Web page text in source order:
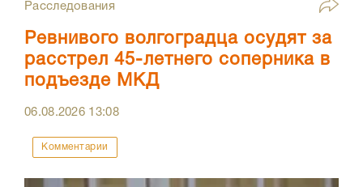
Расследования
Ревнивого волгоградца осудят за
расстрел 45-летнего соперника в
подъезде МКД
06.08.2026 13:08
Комментарии